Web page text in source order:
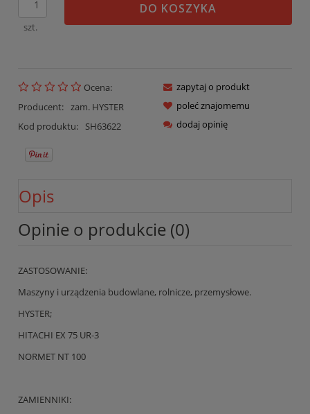
szt.
DO KOSZYKA
Ocena:
Producent: zam. HYSTER
Kod produktu:
SH63622
zapytaj o produkt
poleć znajomemu
dodaj opinię
Opis
Opinie o produkcie (0)
ZASTOSOWANIE:
Maszyny i urządzenia budowlane, rolnicze, przemysłowe.
HYSTER;
HITACHI EX 75 UR-3
NORMET NT 100
ZAMIENNIKI: